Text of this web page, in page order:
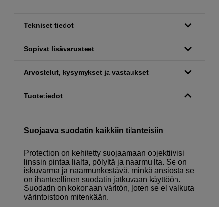
Tekniset tiedot
Sopivat lisävarusteet
Arvostelut, kysymykset ja vastaukset
Tuotetiedot
Suojaava suodatin kaikkiin tilanteisiin
Protection on kehitetty suojaamaan objektiivisi
linssin pintaa lialta, pölyltä ja naarmuilta. Se on
iskuvarma ja naarmunkestävä, minkä ansiosta se
on ihanteellinen suodatin jatkuvaan käyttöön.
Suodatin on kokonaan väritön, joten se ei vaikuta
värintoistoon mitenkään.